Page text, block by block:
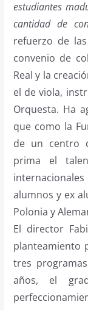
estudiantes
cantidad de
refuerzo de
convenio de
Real y la
el de viola,
Orquesta. Ha
que como la
de un centro
prima el
alumnos y ex
Polonia y
El director
planteamiento
tres
años, el